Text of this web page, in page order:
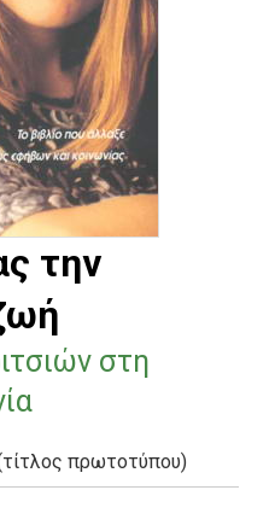
την
στη
πρωτοτύπου)